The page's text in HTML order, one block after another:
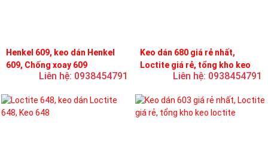
Henkel 609, keo dán Henkel
609, Chống xoay 609
Liên hệ: 0938454791
Keo dán 680 giá rẻ nhất,
Loctite giá rẻ, tổng kho keo
Liên hệ: 0938454791